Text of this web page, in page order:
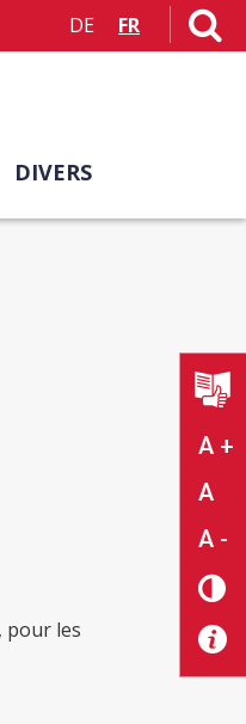
DE FR
DIVERS
A +
A
A -
pour les